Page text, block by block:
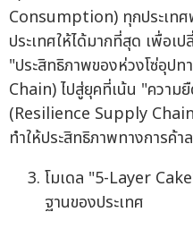
Consumption) ทุกประเท
ประเทศให้ได้มากที่สุด เพื่อเ
"ประสิทธิภาพของห่วงโซ่อุ
Chain) ไปสู่ยุคที่เน้น "ความ
(Resilience Supply
ทำให้ประสิทธิภาพทางการค้
โมเดล "5-Layer
ฐานของประเทศ